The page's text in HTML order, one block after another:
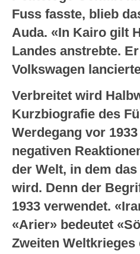
Fuss fasste, blieb
Auda. «In Kairo gilt
Landes anstrebte.
Volkswagen
Verbreitet wird
Kurzbiografie des
Werdegang vor
negativen
der Welt, in dem
wird. Denn der
1933 verwendet.
«Arier» bedeutet
Zweiten